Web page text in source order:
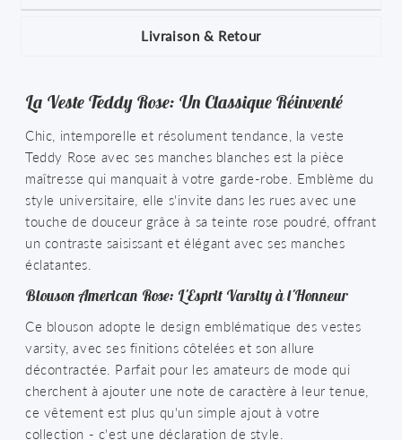
Livraison & Retour
La Veste Teddy Rose: Un Classique Réinventé
Chic, intemporelle et résolument tendance, la veste
Teddy Rose avec ses manches blanches est la pièce
maîtresse qui manquait à votre garde-robe. Emblème du
style universitaire, elle s'invite dans les rues avec une
touche de douceur grâce à sa teinte rose poudré, offrant
un contraste saisissant et élégant avec ses manches
éclatantes.
Blouson American Rose: L'Esprit Varsity à l'Honneur
Ce blouson adopte le design emblématique des vestes
varsity, avec ses finitions côtelées et son allure
décontractée. Parfait pour les amateurs de mode qui
cherchent à ajouter une note de caractère à leur tenue,
ce vêtement est plus qu'un simple ajout à votre
collection - c'est une déclaration de style.